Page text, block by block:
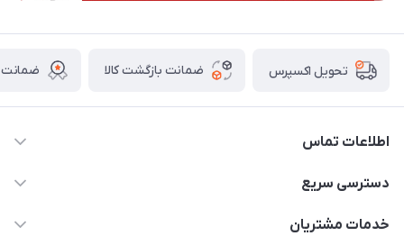
تحویل اکسپرس ضمانت بازگشت کالا ضمانت
اطلاعات تماس
03591001161
دسترسی سریع
حساب کاربری
خدمات مشتریان